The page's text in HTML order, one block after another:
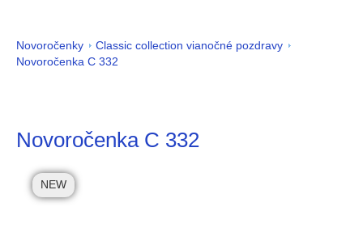
Novoročenky
Classic collection vianočné pozdravy
Novoročenka C 332
Novoročenka C 332
NEW